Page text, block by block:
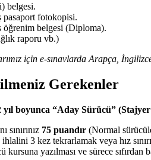
belgesi.
pasaport fotokopisi.
öğrenim belgesi (Diploma).
raporu vb.)
için e-sınavlarda Arapça,
Gerekenler
yıl boyunca “Aday Sürücü”
sınırınız 75 puandır (Normal
3 kez tekrarlamak veya hız
kursuna yazılması ve sürece